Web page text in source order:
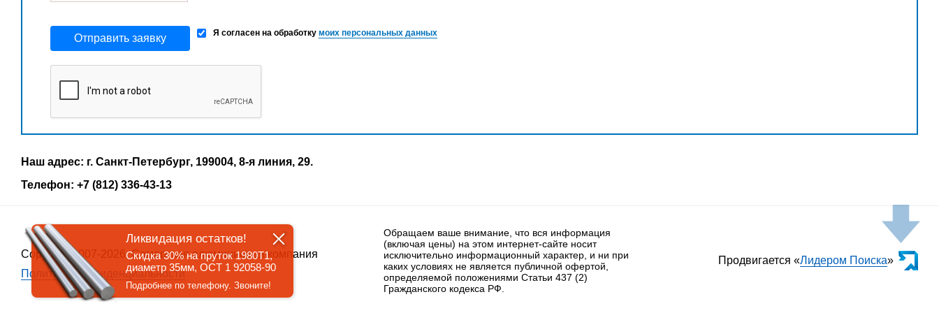
Отправить заявку Я согласен на обработку моих персональных данных
Наш адрес: г. Санкт-Петербург, 199004, 8-я линия, 29.
Телефон: +7 (812) 336-43-13
Copyrigth 2007-2026, Самарская алюминиевая компания
Политика конфиденциальности
Обращаем ваше внимание, что вся информация
(включая цены) на этом интернет-сайте носит
исключительно информационный характер, и ни при
каких условиях не является публичной офертой,
определяемой положениями Статьи 437 (2)
Гражданского кодекса РФ.
Продвигается «Лидером Поиска»
Ликвидация остатков!
Скидка 30% на пруток 1980Т1,
диаметр 35мм, ОСТ 1 92058-90
Подробнее по телефону. Звоните!